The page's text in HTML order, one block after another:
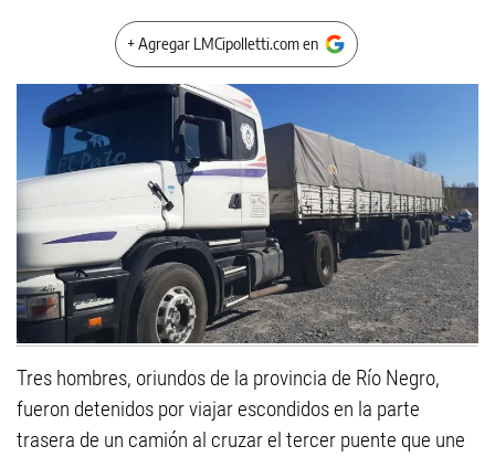
+ Agregar LMCipolletti.com en
Tres hombres, oriundos de la provincia de Río Negro,
fueron detenidos por viajar escondidos en la parte
trasera de un camión al cruzar el tercer puente que une